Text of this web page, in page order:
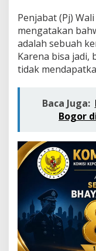
Penjabat (Pj)
mengatakan
adalah sebuah
Karena bisa jadi,
tidak
Baca Juga:
Bogor